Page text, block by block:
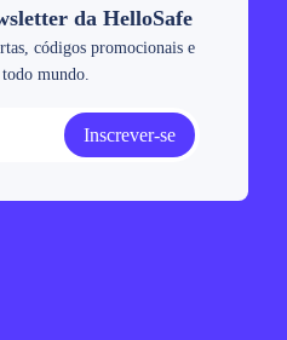
da HelloSafe
códigos promocionais e
mundo.
Inscrever-se